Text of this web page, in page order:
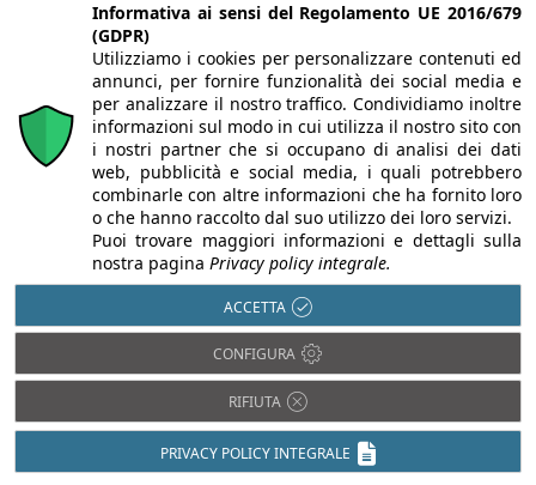
Informativa ai sensi del Regolamento UE 2016/679
(GDPR)
Utilizziamo i cookies per personalizzare contenuti ed
annunci, per fornire funzionalità dei social media e
per analizzare il nostro traffico. Condividiamo inoltre
informazioni sul modo in cui utilizza il nostro sito con
i nostri partner che si occupano di analisi dei dati
web, pubblicità e social media, i quali potrebbero
combinarle con altre informazioni che ha fornito loro
o che hanno raccolto dal suo utilizzo dei loro servizi.
Puoi trovare maggiori informazioni e dettagli sulla
nostra pagina Privacy policy integrale.
ACCETTA
CONFIGURA
RIFIUTA
PRIVACY POLICY INTEGRALE